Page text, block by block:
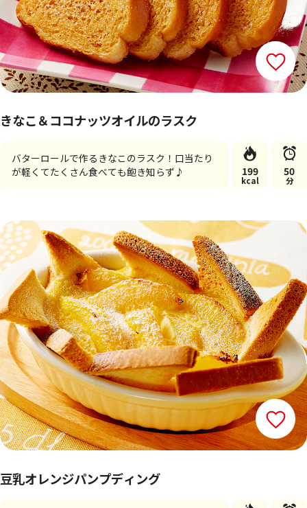
きなこ＆ココナッツオイルのラスク
バターロールで作るきなこのラスク！口当たり
が軽くてたくさん食べても飽き知らず♪
199
kcal
50
分
豆乳オレンジパンプディング